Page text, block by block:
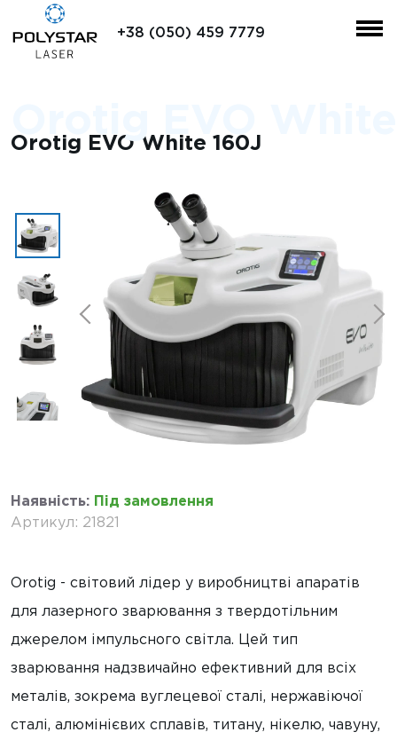
+38 (050) 459 7779
Orotig EVO White 160J
Наявність: Під замовлення
Артикул : 21821
Orotig - світовий лідер у виробництві апаратів
для лазерного зварювання з твердотільним
джерелом імпульсного світла. Цей тип
зварювання надзвичайно ефективний для всіх
металів, зокрема вуглецевої сталі, нержавіючої
сталі, алюмінієвих сплавів, титану, нікелю, чавуну,